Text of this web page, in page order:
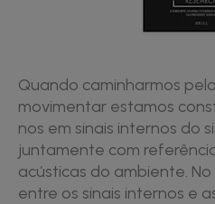
Quando caminharmos
movimentar estamos
nos em sinais internos do
juntamente com
acústicas do ambiente.
entre os sinais internos e